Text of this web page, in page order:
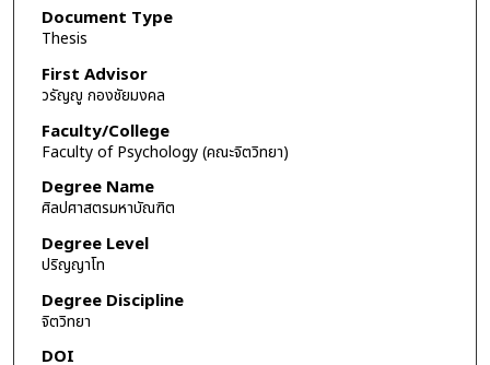
Document Type
Thesis
First Advisor
วรัญญู กองชัยมงคล
Faculty/College
Faculty of Psychology (คณะจิตวิทยา)
Degree Name
ศิลปศาสตรมหาบัณฑิต
Degree Level
ปริญญาโท
Degree Discipline
จิตวิทยา
DOI